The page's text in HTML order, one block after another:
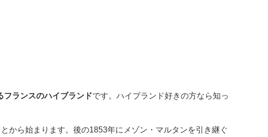
フランスのハイブランドです。ハイブランド好きの方なら知っ
から始まります。後の1853年にメゾン・マルタンを引き継ぐ